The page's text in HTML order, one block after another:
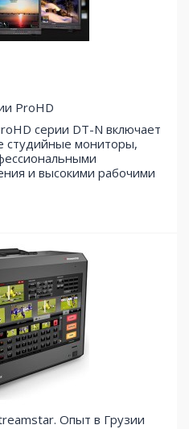
ProHD
серии DT-N включает
студийные мониторы,
и высокими рабочими
Опыт в Грузии